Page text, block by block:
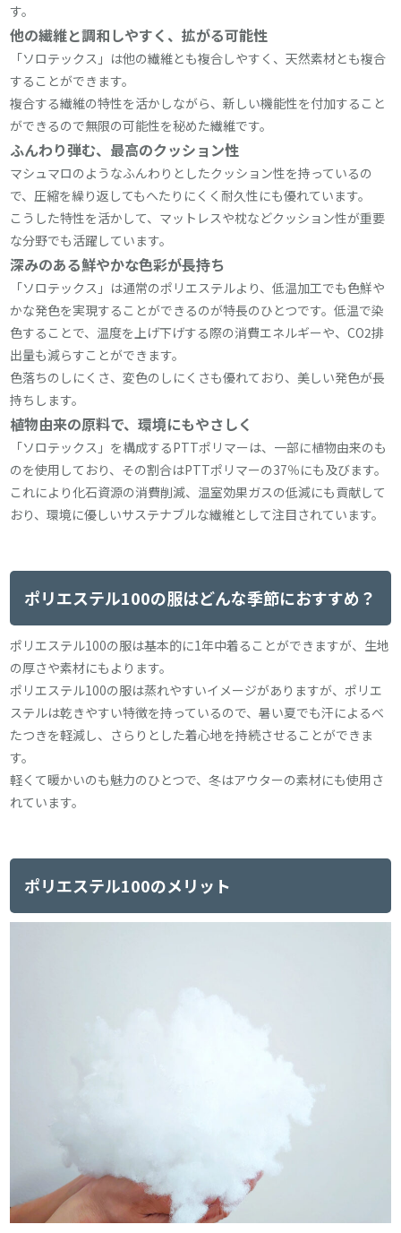
す。
他の繊維と調和しやすく、拡がる可能性
「ソロテックス」は他の繊維とも複合しやすく、天然素材とも複合
することができます。
複合する繊維の特性を活かしながら、新しい機能性を付加すること
ができるので無限の可能性を秘めた繊維です。
ふんわり弾む、最高のクッション性
マシュマロのようなふんわりとしたクッション性を持っているの
で、圧縮を繰り返してもへたりにくく耐久性にも優れています。
こうした特性を活かして、マットレスや枕などクッション性が重要
な分野でも活躍しています。
深みのある鮮やかな色彩が長持ち
「ソロテックス」は通常のポリエステルより、低温加工でも色鮮や
かな発色を実現することができるのが特長のひとつです。低温で染
色することで、温度を上げ下げする際の消費エネルギーや、CO2排
出量も減らすことができます。
色落ちのしにくさ、変色のしにくさも優れており、美しい発色が長
持ちします。
植物由来の原料で、環境にもやさしく
「ソロテックス」を構成するPTTポリマーは、一部に植物由来のも
のを使用しており、その割合はPTTポリマーの37％にも及びます。
これにより化石資源の消費削減、温室効果ガスの低減にも貢献して
おり、環境に優しいサステナブルな繊維として注目されています。
ポリエステル100の服はどんな季節におすすめ？
ポリエステル100の服は基本的に1年中着ることができますが、生地
の厚さや素材にもよります。
ポリエステル100の服は蒸れやすいイメージがありますが、ポリエ
ステルは乾きやすい特徴を持っているので、暑い夏でも汗によるべ
たつきを軽減し、さらりとした着心地を持続させることができま
す。
軽くて暖かいのも魅力のひとつで、冬はアウターの素材にも使用さ
れています。
ポリエステル100のメリット